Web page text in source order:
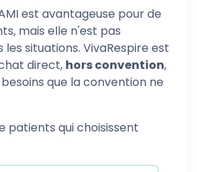
est avantageuse pour de
mais elle n'est pas
situations. VivaRespire est
direct, hors convention,
que la convention ne
patients qui choisissent